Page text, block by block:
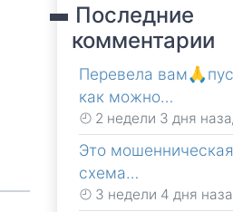
Последние
комментарии
Перевела
как можно…
2 недели 3 дня
Это мошенническая
схема…
3 недели 4 дня